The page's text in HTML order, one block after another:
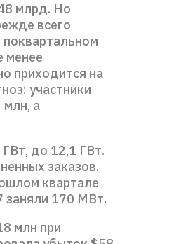
млрд. Но
всего
менее
приходится на
участники
млн, а
до 12,1 ГВт.
заказов.
квартале
заняли 170 МВт.
млн при